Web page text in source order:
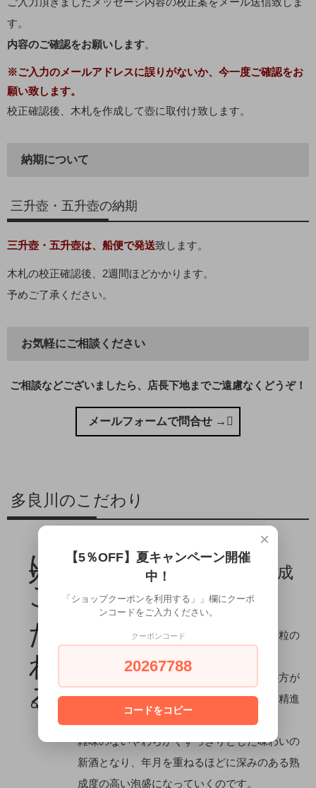
す。
内容のご確認をお願いします。
※ご入力のメールアドレスに誤りがないか、今一度ご確認をお
願い致します。
校正確認後、木札を作成して壺に取付け致します。
納期について
三升壺・五升壺の納期
三升壺・五升壺は、船便で発送致します。
木札の校正確認後、2週間ほどかかります。
予めご了承ください。
お気軽にご相談ください
ご相談などございましたら、店長下地までご遠慮なくどうぞ！
メールフォームで問合せ →
多良川のこだわり
米にこだわる。
あくまで丸米使用。
それは、深みある古酒に熟成
させるためのこだわり。
泡盛造りに使用するインディカ米には、米粒の
収穫量をあげるには、表面積の多い砕米の方が
適しているのですが、質の高い古酒造りに精進
する多良川では、丸米を使用。
雑味のないやわらかくすっきりとした味わいの
新酒となり、年月を重ねるほどに深みのある熟
成度の高い泡盛になっていくのです。
×
【5％OFF】夏キャンペーン開催
中！
「ショップクーポンを利用する」」欄にクーポ
ンコードをご入力ください。
クーポンコード
20267788
コードをコピー